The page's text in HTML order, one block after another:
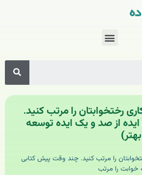
رختخوابتان را مرتب کنید.
از صد و یک ایده توسعه
را مرتب کنید. چند وقت پیش کتابی
را مرتب